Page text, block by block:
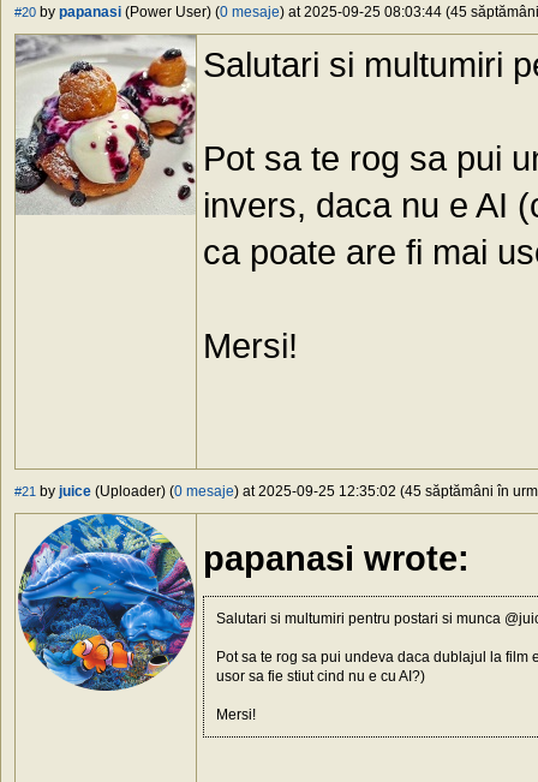
#20 by papanasi (Power User) (0 mesaje) at 2025-09-25 08:03:44 (45
Salutari si multumiri
Pot sa te rog sa pui
invers, daca nu e AI
ca poate are fi mai
Mersi!
#21 by juice (Uploader) (0 mesaje) at 2025-09-25 12:35:02 (45 săptămâni în
papanasi wrote:
Salutari si multumiri pentru postari si munca
Pot sa te rog sa pui undeva daca dublajul la film
usor sa fie stiut cind nu e cu AI?)
Mersi!